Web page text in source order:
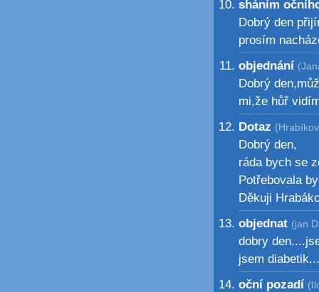
sháním
Dobrý den
prosím
objednání
Dobrý
mi,že hůř
Dotaz
Dobrý den,
ráda bych se
Potřebovala
Děkuji
objednat (jan
dobry
jsem
oční pozadí